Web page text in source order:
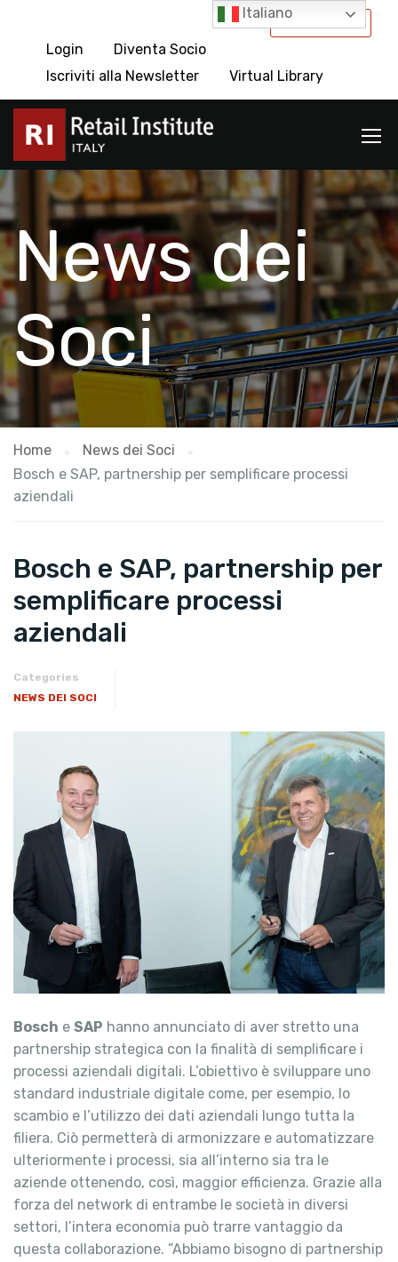
International
Login
Diventa Socio
Iscriviti alla Newsletter
Virtual Library
News dei
Soci
Home
News dei Soci
Bosch e SAP, partnership per semplificare processi
aziendali
Bosch e SAP, partnership per
semplificare processi
aziendali
Categories
NEWS DEI SOCI
Bosch e SAP hanno annunciato di aver stretto una
partnership strategica con la finalità di semplificare i
processi aziendali digitali. L’obiettivo è sviluppare uno
standard industriale digitale come, per esempio, lo
scambio e l’utilizzo dei dati aziendali lungo tutta la
filiera. Ciò permetterà di armonizzare e automatizzare
ulteriormente i processi, sia all’interno sia tra le
aziende ottenendo, così, maggior efficienza. Grazie alla
forza del network di entrambe le società in diversi
settori, l’intera economia può trarre vantaggio da
questa collaborazione. ”Abbiamo bisogno di partnership
Italiano